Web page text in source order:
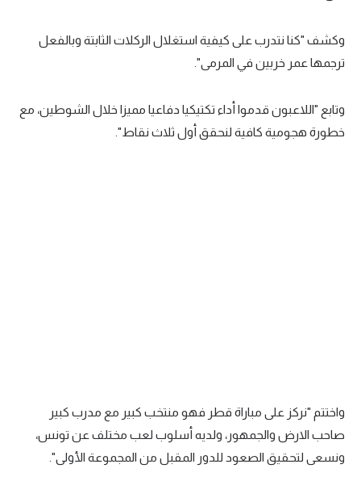
أقسام خاصة
Gamers
تحقيق في الجول
وكشف "كنا نتدرب على كيفية استغلال الركلات الثابتة وبالفعل
ترجمها عمر خربين في المرمى".
وتابع "اللاعبون قدموا أداء تكتيكيا دفاعيا مميزا خلال الشوطين، مع
خطورة هجومية كافية لنحقق أول ثلاث نقاط".
واختتم "نركز على مباراة قطر فهو منتخب كبير مع مدرب كبير
صاحب الارض والجمهور، ولديه أسلوب لعب مختلف عن تونس،
ونسعى لتحقيق الصعود للدور المقبل من المجموعة الأولى".